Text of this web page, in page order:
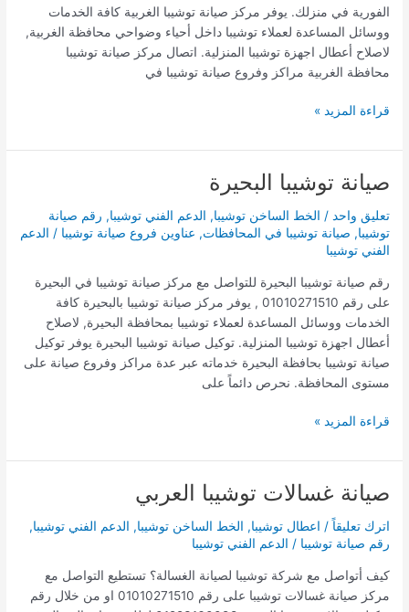
الفورية في منزلك. يوفر مركز صيانة توشيبا الغربية كافة الخدمات
ووسائل المساعدة لعملاء توشيبا داخل أحياء وضواحي محافظة الغربية,
لاصلاح أعطال اجهزة توشيبا المنزلية. اتصال مركز صيانة توشيبا
محافظة الغربية مراكز وفروع صيانة توشيبا في
قراءة المزيد »
صيانة توشيبا البحيرة
تعليق واحد / الخط الساخن توشيبا, الدعم الفني توشيبا, رقم صيانة
توشيبا, صيانة توشيبا في المحافظات, عناوين فروع صيانة توشيبا / الدعم
الفني توشيبا
رقم صيانة توشيبا البحيرة للتواصل مع مركز صيانة توشيبا في البحيرة
على رقم 01010271510 , يوفر مركز صيانة توشيبا بالبحيرة كافة
الخدمات ووسائل المساعدة لعملاء توشيبا بمحافظة البحيرة, لاصلاح
أعطال اجهزة توشيبا المنزلية. توكيل صيانة توشيبا البحيرة يوفر توكيل
صيانة توشيبا بحافظة البحيرة خدماته عبر عدة مراكز وفروع صيانة على
مستوى المحافظة. نحرص دائماً على
صيانة
توشيبا
البحيرة
قراءة المزيد »
صيانة غسالات توشيبا العربي
اترك تعليقاً / اعطال توشيبا, الخط الساخن توشيبا, الدعم الفني توشيبا,
رقم صيانة توشيبا / الدعم الفني توشيبا
كيف أتواصل مع شركة توشيبا لصيانة الغسالة؟ تستطيع التواصل مع
مركز صيانة غسالات توشيبا على رقم 01010271510 او من خلال رقم
صيانة
غسالات
توشيبا
العربي